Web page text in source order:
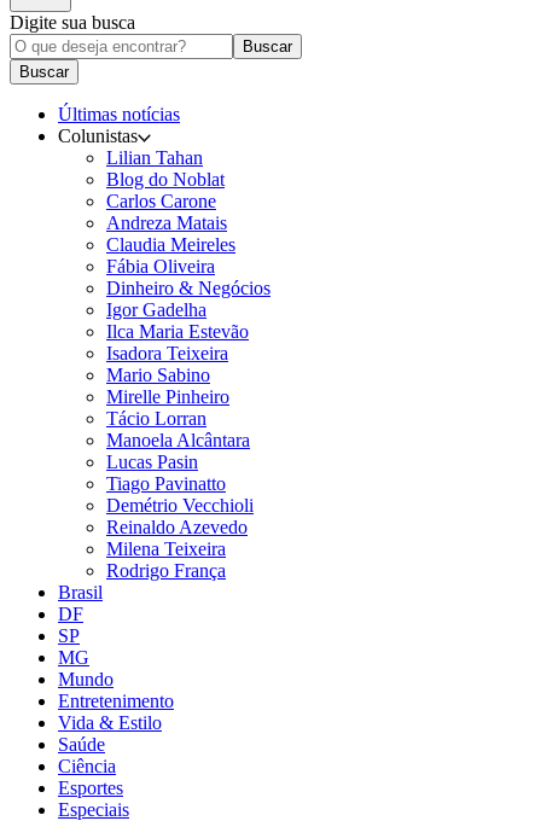
Digite sua busca
Buscar
Buscar
Últimas notícias
Colunistas
Lilian Tahan
Blog do Noblat
Carlos Carone
Andreza Matais
Claudia Meireles
Fábia Oliveira
Dinheiro & Negócios
Igor Gadelha
Ilca Maria Estevão
Isadora Teixeira
Mario Sabino
Mirelle Pinheiro
Tácio Lorran
Manoela Alcântara
Lucas Pasin
Tiago Pavinatto
Demétrio Vecchioli
Reinaldo Azevedo
Milena Teixeira
Rodrigo França
Brasil
DF
SP
MG
Mundo
Entretenimento
Vida & Estilo
Saúde
Ciência
Esportes
Especiais